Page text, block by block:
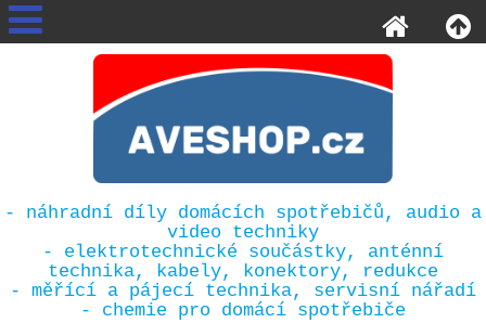
- náhradní díly domácích spotřebičů, audio a
video techniky
- elektrotechnické součástky, anténní
technika, kabely, konektory, redukce
- měřící a pájecí technika, servisní nářadí
- chemie pro domácí spotřebiče